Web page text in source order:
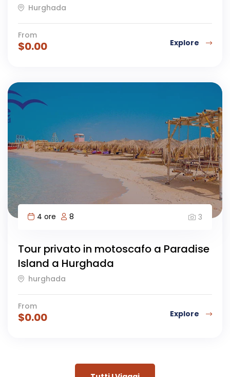
Hurghada
From
$0.00 Explore
4 ore 8 3
Tour privato in motoscafo a Paradise
Island a Hurghada
hurghada
From
$0.00 Explore